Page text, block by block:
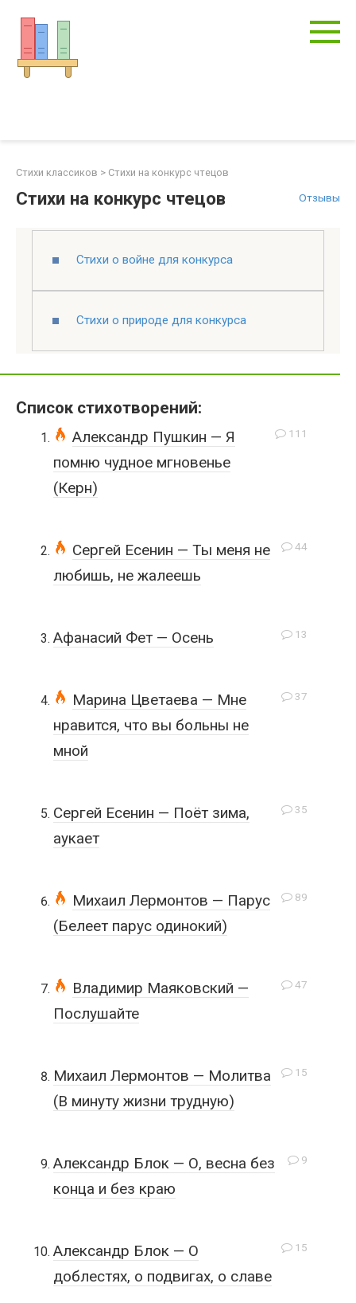
контенту
Стихи классиков > Стихи на конкурс чтецов
Отзывы
Стихи на конкурс чтецов
Стихи о войне для конкурса
Стихи о природе для конкурса
Список стихотворений:
111
Александр Пушкин — Я
помню чудное мгновенье
(Керн)
44
Сергей Есенин — Ты меня не
любишь, не жалеешь
13
Афанасий Фет — Осень
37
Марина Цветаева — Мне
нравится, что вы больны не
мной
35
Сергей Есенин — Поёт зима,
аукает
89
Михаил Лермонтов — Парус
(Белеет парус одинокий)
47
Владимир Маяковский —
Послушайте
15
Михаил Лермонтов — Молитва
(В минуту жизни трудную)
9
Александр Блок — О, весна без
конца и без краю
15
Александр Блок — О
доблестях, о подвигах, о славе